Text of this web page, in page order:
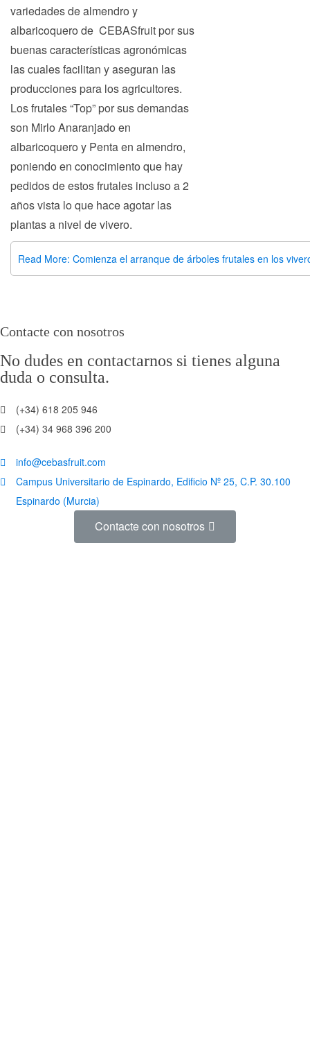
variedades de almendro y
albaricoquero de CEBASfruit por sus
buenas características agronómicas
las cuales facilitan y aseguran las
producciones para los agricultores.
Los frutales “Top” por sus demandas
son Mirlo Anaranjado en
albaricoquero y Penta en almendro,
poniendo en conocimiento que hay
pedidos de estos frutales incluso a 2
años vista lo que hace agotar las
plantas a nivel de vivero.
Read More: Comienza el arranque de árboles frutales en los
Contacte con nosotros
No dudes en contactarnos si tienes alguna
duda o consulta.
(+34) 618 205 946
(+34) 34 968 396 200
info@cebasfruit.com
Campus Universitario de Espinardo, Edificio Nº 25, C.P. 30.100
Espinardo (Murcia)
Contacte con nosotros